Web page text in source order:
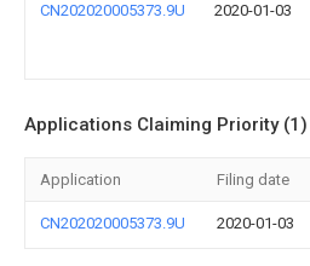
CN202020005373.9U 2020-01-03
Applications Claiming Priority (1)
Application Filing date
CN202020005373.9U 2020-01-03